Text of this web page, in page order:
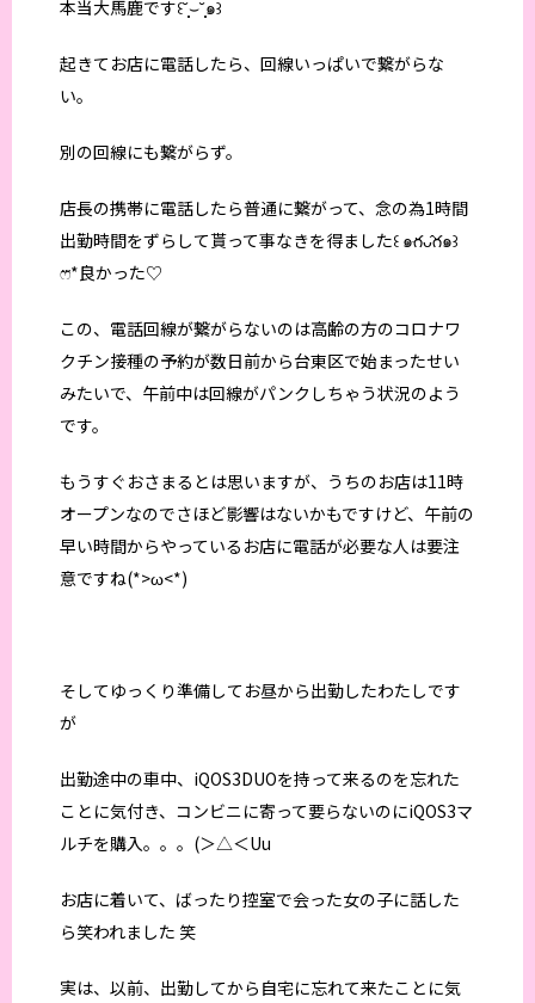
本当大馬鹿です꒰˘̩̩̩⌣˘̩̩̩๑꒱
起きてお店に電話したら、回線いっぱいで繋がらな
い。
別の回線にも繋がらず。
店長の携帯に電話したら普通に繋がって、念の為1時間
出勤時間をずらして貰って事なきを得ました꒰ ๑ּగᴗ̂గ๑꒱
ෆ⃛*良かった♡
この、電話回線が繋がらないのは高齢の方のコロナワ
クチン接種の予約が数日前から台東区で始まったせい
みたいで、午前中は回線がパンクしちゃう状況のよう
です。
もうすぐおさまるとは思いますが、うちのお店は11時
オープンなのでさほど影響はないかもですけど、午前の
早い時間からやっているお店に電話が必要な人は要注
意ですね(*>ω<*)
そしてゆっくり準備してお昼から出勤したわたしです
が
出勤途中の車中、iQOS3DUOを持って来るのを忘れた
ことに気付き、コンビニに寄って要らないのにiQOS3マ
ルチを購入。。。(＞△＜Uu
お店に着いて、ばったり控室で会った女の子に話した
ら笑われました 笑
実は、以前、出勤してから自宅に忘れて来たことに気